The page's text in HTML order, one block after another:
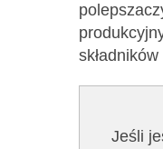
Jeśli